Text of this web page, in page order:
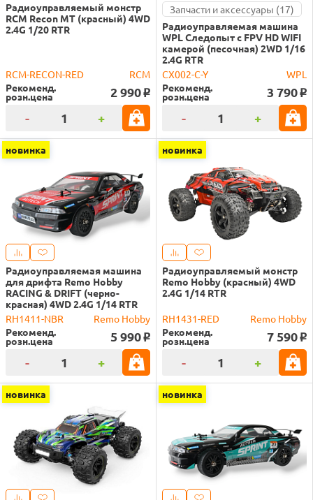
Радиоуправляемый монстр
RCM Recon MT (красный) 4WD
2.4G 1/20 RTR
RCM-RECON-RED
RCM
Рекоменд.
розн.цена 2 990 o
- +
Запчасти и аксессуары (17)
Радиоуправляемая машина
WPL Следопыт с FPV HD WIFI
камерой (песочная) 2WD 1/16
2.4G RTR
CX002-C-Y
WPL
Рекоменд.
розн.цена 3 790 o
- +
новинка
Радиоуправляемая машина
для дрифта Remo Hobby
RACING & DRIFT (черно-
красная) 4WD 2.4G 1/14 RTR
RH1411-NBR
Remo Hobby
Рекоменд.
розн.цена 5 990 o
- +
новинка
Радиоуправляемый монстр
Remo Hobby (красный) 4WD
2.4G 1/14 RTR
RH1431-RED
Remo Hobby
Рекоменд.
розн.цена 7 590 o
- +
новинка новинка